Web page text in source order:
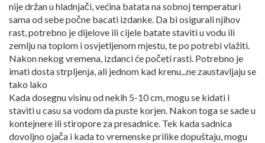
nije držan u hladnjači, većina batata na sobnoj temperaturi
sama od sebe počne bacati izdanke. Da bi osigurali njihov
rast, potrebno je dijelove ili cijele batate staviti u vodu ili
zemlju na toplom i osvjetljenom mjestu, te po potrebi vlažiti.
Nakon nekog vremena, izdanci će početi rasti. Potrebno je
imati dosta strpljenja, ali jednom kad krenu...ne zaustavljaju se
tako lako
Kada dosegnu visinu od nekih 5-10 cm, mogu se kidati i
staviti u casu sa vodom da puste korjen. Nakon toga se sade u
kontejnere ili stiropore za presadnice. Tek kada sadnica
dovoljno ojača i kada to vremenske prilike dopuštaju, mogu